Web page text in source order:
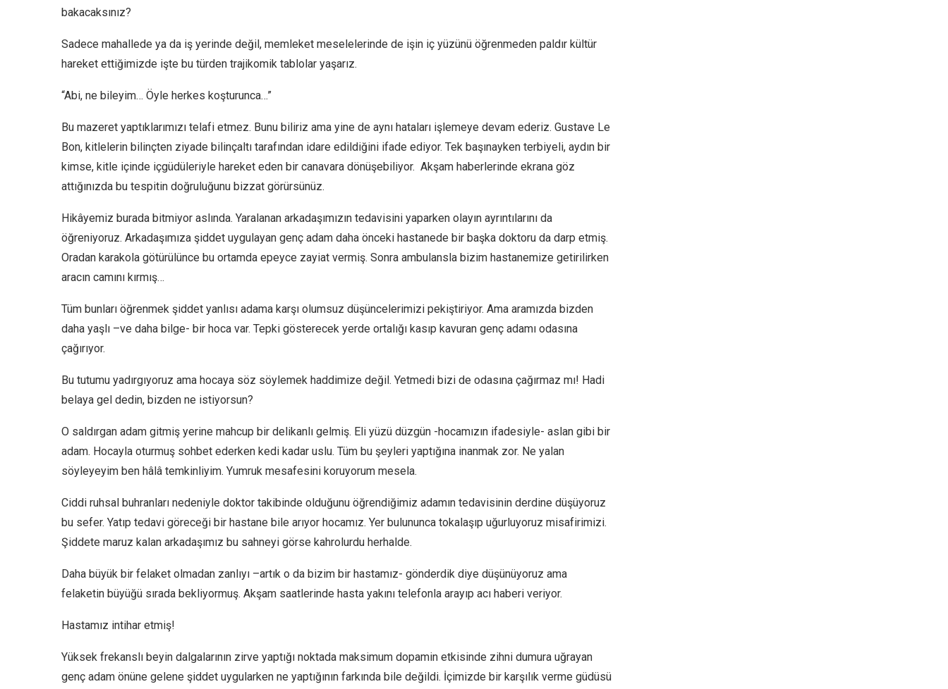
bakacaksınız?
Sadece mahallede ya da iş yerinde değil, memleket meselelerinde de işin iç yüzünü öğrenmeden paldır kültür
hareket ettiğimizde işte bu türden trajikomik tablolar yaşarız.
“Abi, ne bileyim… Öyle herkes koşturunca…”
Bu mazeret yaptıklarımızı telafi etmez. Bunu biliriz ama yine de aynı hataları işlemeye devam ederiz. Gustave Le
Bon, kitlelerin bilinçten ziyade bilinçaltı tarafından idare edildiğini ifade ediyor. Tek başınayken terbiyeli, aydın bir
kimse, kitle içinde içgüdüleriyle hareket eden bir canavara dönüşebiliyor. Akşam haberlerinde ekrana göz
attığınızda bu tespitin doğruluğunu bizzat görürsünüz.
Hikâyemiz burada bitmiyor aslında. Yaralanan arkadaşımızın tedavisini yaparken olayın ayrıntılarını da
öğreniyoruz. Arkadaşımıza şiddet uygulayan genç adam daha önceki hastanede bir başka doktoru da darp etmiş.
Oradan karakola götürülünce bu ortamda epeyce zayiat vermiş. Sonra ambulansla bizim hastanemize getirilirken
aracın camını kırmış…
Tüm bunları öğrenmek şiddet yanlısı adama karşı olumsuz düşüncelerimizi pekiştiriyor. Ama aramızda bizden
daha yaşlı –ve daha bilge- bir hoca var. Tepki gösterecek yerde ortalığı kasıp kavuran genç adamı odasına
çağırıyor.
Bu tutumu yadırgıyoruz ama hocaya söz söylemek haddimize değil. Yetmedi bizi de odasına çağırmaz mı! Hadi
belaya gel dedin, bizden ne istiyorsun?
O saldırgan adam gitmiş yerine mahcup bir delikanlı gelmiş. Eli yüzü düzgün -hocamızın ifadesiyle- aslan gibi bir
adam. Hocayla oturmuş sohbet ederken kedi kadar uslu. Tüm bu şeyleri yaptığına inanmak zor. Ne yalan
söyleyeyim ben hâlâ temkinliyim. Yumruk mesafesini koruyorum mesela.
Ciddi ruhsal buhranları nedeniyle doktor takibinde olduğunu öğrendiğimiz adamın tedavisinin derdine düşüyoruz
bu sefer. Yatıp tedavi göreceği bir hastane bile arıyor hocamız. Yer bulununca tokalaşıp uğurluyoruz misafirimizi.
Şiddete maruz kalan arkadaşımız bu sahneyi görse kahrolurdu herhalde.
Daha büyük bir felaket olmadan zanlıyı –artık o da bizim bir hastamız- gönderdik diye düşünüyoruz ama
felaketin büyüğü sırada bekliyormuş. Akşam saatlerinde hasta yakını telefonla arayıp acı haberi veriyor.
Hastamız intihar etmiş!
Yüksek frekanslı beyin dalgalarının zirve yaptığı noktada maksimum dopamin etkisinde zihni dumura uğrayan
genç adam önüne gelene şiddet uygularken ne yaptığının farkında bile değildi. İçimizde bir karşılık verme güdüsü